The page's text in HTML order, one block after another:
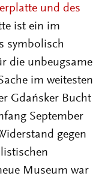
und des
ist ein im
symbolisch
die unbeugsame
im weitesten
Gdańsker Bucht
September
gegen
Museum war